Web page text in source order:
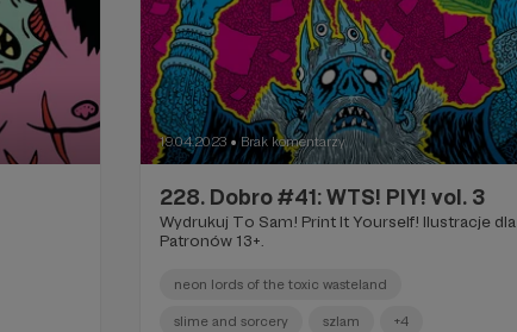
19.04.2023 ● Brak komentarzy
228. Dobro #41: WTS! PIY! vol. 3
Wydrukuj To Sam! Print It Yourself! Ilustracje dla
Patronów 13+.
neon lords of the toxic wasteland
slime and sorcery szlam +4